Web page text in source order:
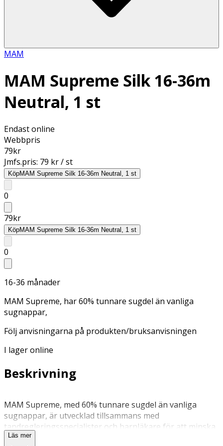
MAM
MAM Supreme Silk 16-36m
Neutral, 1 st
Endast online
Webbpris
79kr
Jmfs.pris: 79 kr / st
KöpMAM Supreme Silk 16-36m Neutral, 1 st
0
79kr
KöpMAM Supreme Silk 16-36m Neutral, 1 st
0
16-36 månader
MAM Supreme, har 60% tunnare sugdel än vanliga
sugnappar,
Följ anvisningarna på produkten/bruksanvisningen
I lager online
Beskrivning
MAM Supreme, med 60% tunnare sugdel än vanliga
sugnappar, är utvecklad tillsammans med
tandregleringsspecialister och barnläkare för att minska
trycket på barnets käke och tänder. MAM Supreme är
Läs mer